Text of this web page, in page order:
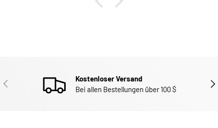
ZURÜCK
Kostenloser Versand
Bei allen Bestellungen über 100 $